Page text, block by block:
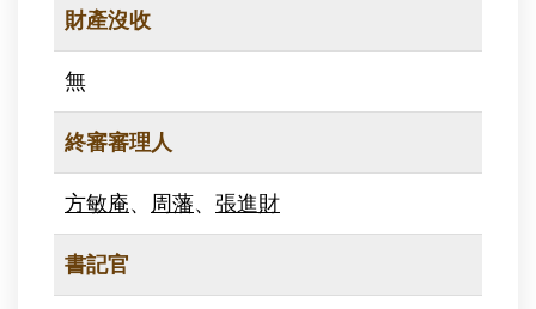
財產沒收
無
終審審理人
方敏庵、 周藩、 張進財
書記官